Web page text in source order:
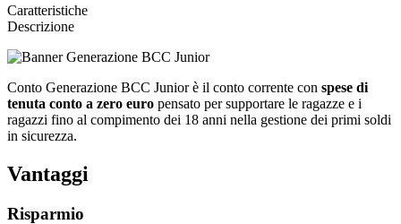
Caratteristiche
Descrizione
Conto Generazione BCC Junior è il conto corrente con spese di
tenuta conto a zero euro pensato per supportare le ragazze e i
ragazzi fino al compimento dei 18 anni nella gestione dei primi soldi
in sicurezza.
Vantaggi
Risparmio